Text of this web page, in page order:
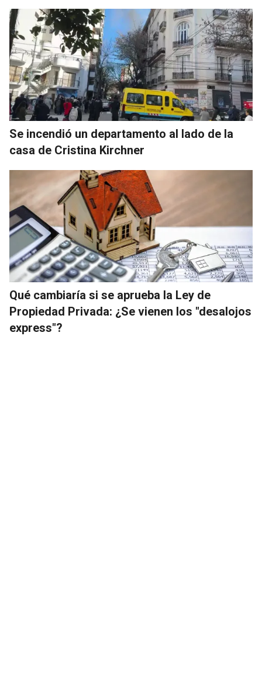
Se incendió un departamento al lado de la
casa de Cristina Kirchner
Qué cambiaría si se aprueba la Ley de
Propiedad Privada: ¿Se vienen los "desalojos
express"?